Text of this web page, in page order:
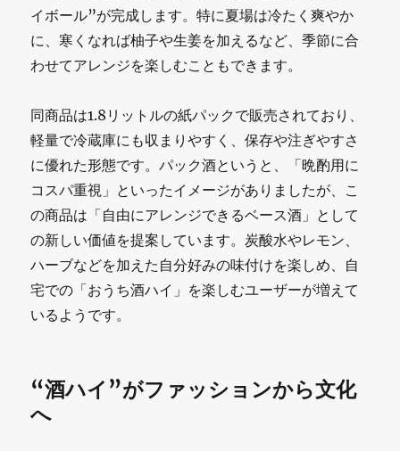
イボール”が完成します。特に夏場は冷たく爽やか
に、寒くなれば柚子や生姜を加えるなど、季節に合
わせてアレンジを楽しむこともできます。
同商品は1.8リットルの紙パックで販売されており、
軽量で冷蔵庫にも収まりやすく、保存や注ぎやすさ
に優れた形態です。パック酒というと、「晩酌用に
コスパ重視」といったイメージがありましたが、こ
の商品は「自由にアレンジできるベース酒」として
の新しい価値を提案しています。炭酸水やレモン、
ハーブなどを加えた自分好みの味付けを楽しめ、自
宅での「おうち酒ハイ」を楽しむユーザーが増えて
いるようです。
“酒ハイ”がファッションから文化
へ